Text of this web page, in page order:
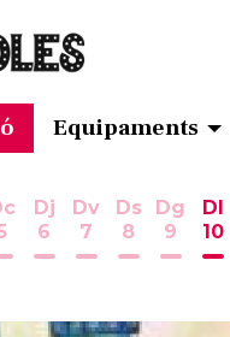
Equipaments
d'agost
d'agost
4 d'agost
Dimecres 5 d'agost
Dj
6
Dijous 6 d'agost
Dv
7
Divendres 7
Ds
8
Dissabte
Dg
9
Dl
10